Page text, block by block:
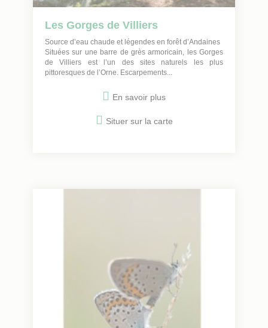
Les Gorges de Villiers
Source d’eau chaude et légendes en forêt d’Andaines
Situées sur une barre de grès armoricain, les Gorges
de Villiers est l’un des sites naturels les plus
pittoresques de l’Orne. Escarpements...
En savoir plus
Situer sur la carte